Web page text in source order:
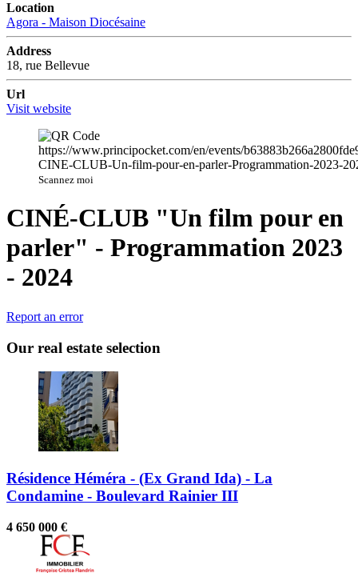
Location
Agora - Maison Diocésaine
Address
18, rue Bellevue
Url
Visit website
Scannez moi
CINÉ-CLUB "Un film pour en
parler" - Programmation 2023
- 2024
Report an error
Our real estate selection
Résidence Héméra - (Ex Grand Ida) - La
Condamine - Boulevard Rainier III
4 650 000 €